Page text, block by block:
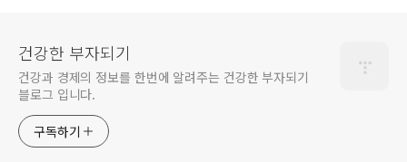
건강한 부자되기
건강과 경제의 정보를 한번에 알려주는 건강한 부자되기
블로그 입니다.
구독하기